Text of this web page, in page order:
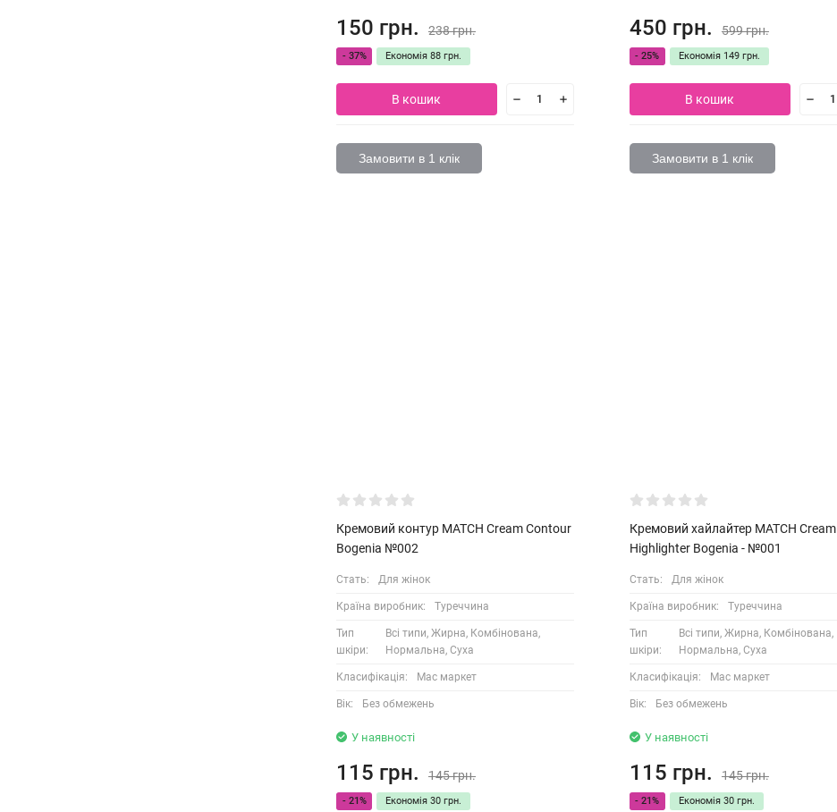
150 грн. 238 грн.
- 37% Економія 88 грн.
В кошик
Замовити в 1 клік
450 грн. 599 грн.
- 25% Економія 149 грн.
В кошик
Замовити в 1 клік
Кремовий контур MATCH Cream Contour
Bogenia №002
Стать: Для жінок
Країна виробник: Туреччина
Тип
шкіри:
Всі типи, Жирна, Комбінована,
Нормальна, Суха
Класифікація: Мас маркет
Вік: Без обмежень
У наявності
115 грн. 145 грн.
- 21% Економія 30 грн.
Кремовий хайлайтер MATCH Cream
Highlighter Bogenia - №001
Стать: Для жінок
Країна виробник: Туреччина
Тип
шкіри:
Всі типи, Жирна, Комбінована,
Нормальна, Суха
Класифікація: Мас маркет
Вік: Без обмежень
У наявності
115 грн. 145 грн.
- 21% Економія 30 грн.